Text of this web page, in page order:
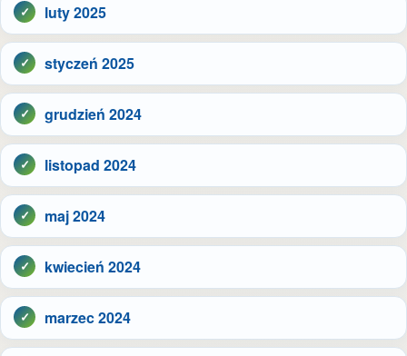
luty 2025
styczeń 2025
grudzień 2024
listopad 2024
maj 2024
kwiecień 2024
marzec 2024